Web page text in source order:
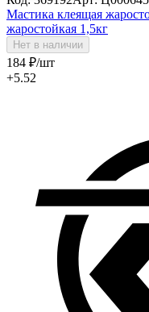
Мастика клеящая
жаростойкая 1,5кг
Нет в наличии
184 ₽/шт
+5.52